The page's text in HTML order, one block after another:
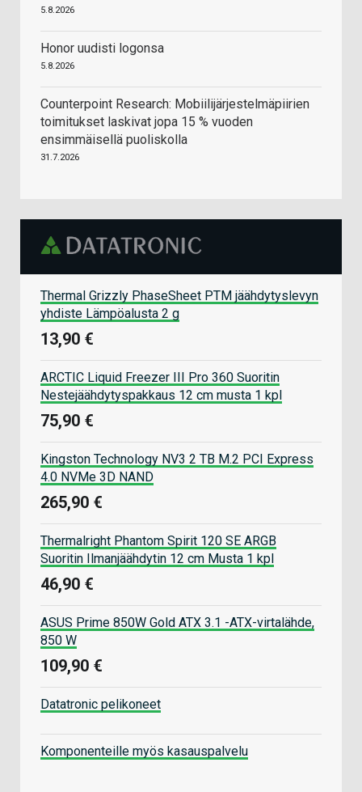
5.8.2026
Honor uudisti logonsa
5.8.2026
Counterpoint Research: Mobiilijärjestelmäpiirien
toimitukset laskivat jopa 15 % vuoden
ensimmäisellä puoliskolla
31.7.2026
Thermal Grizzly PhaseSheet PTM jäähdytyslevyn
yhdiste Lämpöalusta 2 g
13,90 €
ARCTIC Liquid Freezer III Pro 360 Suoritin
Nestejäähdytyspakkaus 12 cm musta 1 kpl
75,90 €
Kingston Technology NV3 2 TB M.2 PCI Express
4.0 NVMe 3D NAND
265,90 €
Thermalright Phantom Spirit 120 SE ARGB
Suoritin Ilmanjäähdytin 12 cm Musta 1 kpl
46,90 €
ASUS Prime 850W Gold ATX 3.1 -ATX-virtalähde,
850 W
109,90 €
Datatronic pelikoneet
Komponenteille myös kasauspalvelu